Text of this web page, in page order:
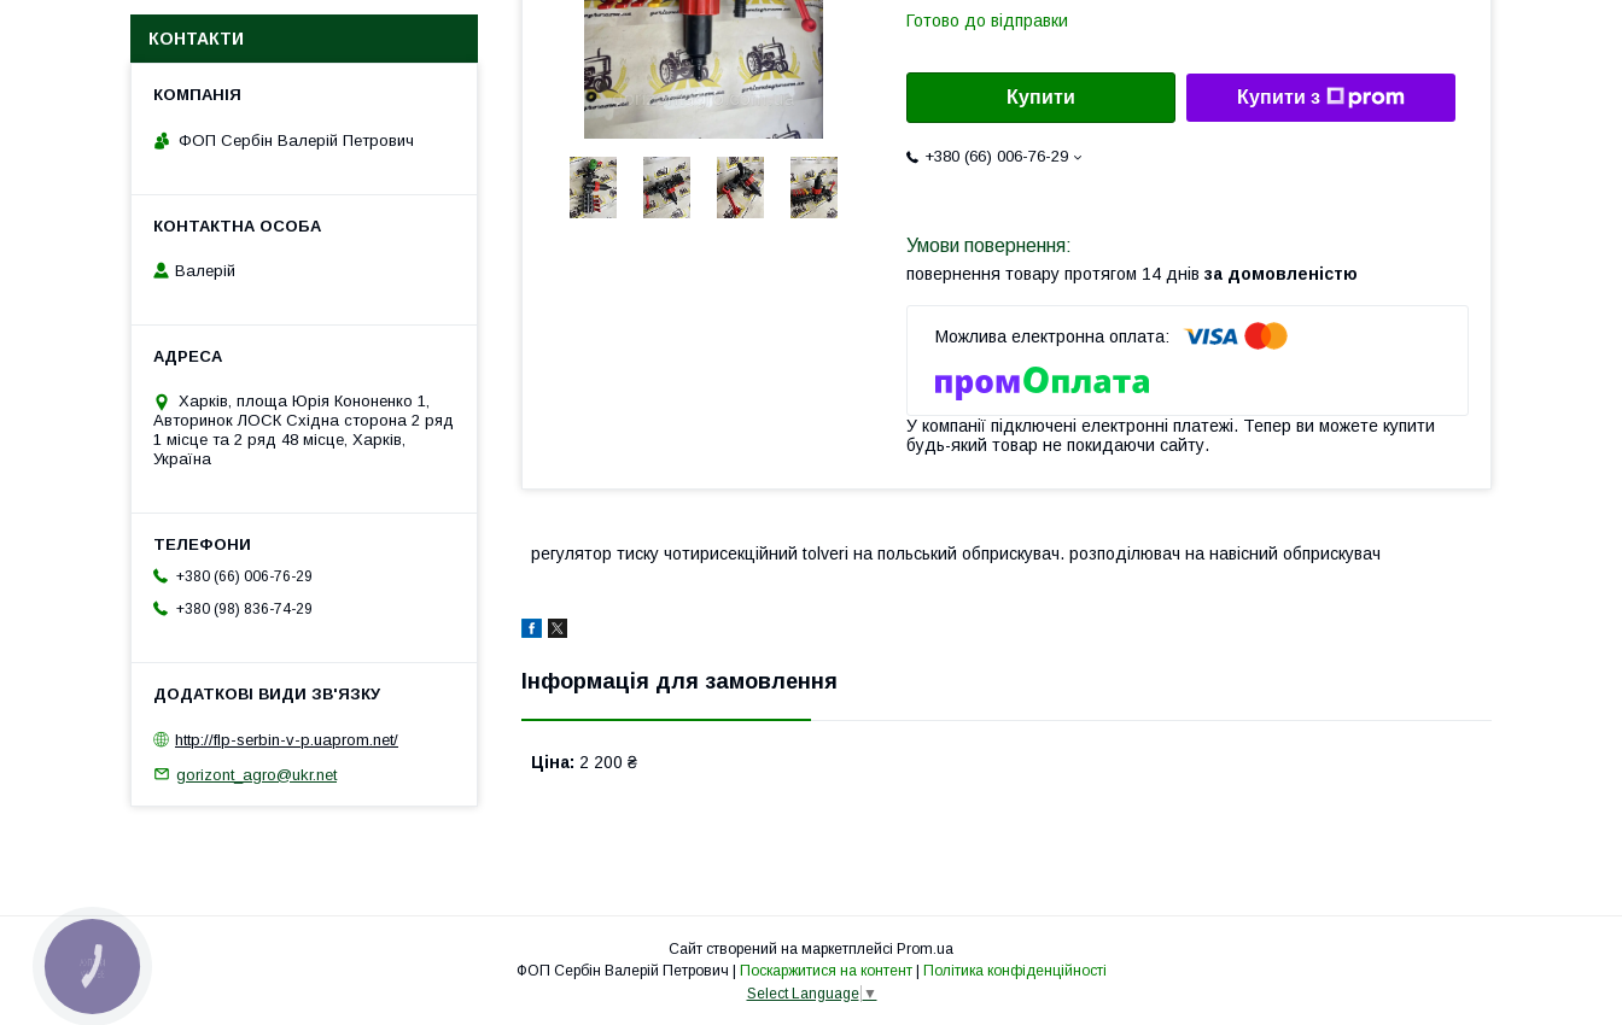
Готово до відправки
Купити Купити з
+380 (66) 006-76-29
повернення товару протягом 14 днів за домовленістю
У компанії підключені електронні платежі. Тепер ви можете купити
будь-який товар не покидаючи сайту.
регулятор тиску чотирисекційний tolveri на польський обприскувач. розподілювач на навісний обприскувач
Інформація для замовлення
Ціна: 2 200 ₴
КОНТАКТИ
ФОП Сербін Валерій Петрович
Валерій
Харків, площа Юрія Кононенко 1,
Авторинок ЛОСК Східна сторона 2 ряд
1 місце та 2 ряд 48 місце, Харків,
Україна
+380 (66) 006-76-29
+380 (98) 836-74-29
http://flp-serbin-v-p.uaprom.net/
gorizont_agro@ukr.net
Сайт створений на маркетплейсі Prom.ua
Поскаржитися на контент
Політика конфіденційності
Select Language ▼
КНОПКА
ЗВ'ЯЗКУ